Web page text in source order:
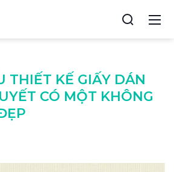
THIẾT KẾ GIẤY DÁN
CÓ MỘT KHÔNG